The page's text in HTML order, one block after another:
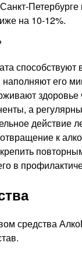
на 10-12%.
наполняют его
здоровье
а
действие
к
в
средства